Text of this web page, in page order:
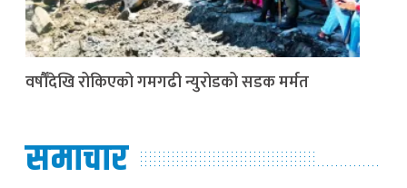
वर्षौँदेखि रोकिएको गमगढी न्युरोडको सडक मर्मत
समाचार